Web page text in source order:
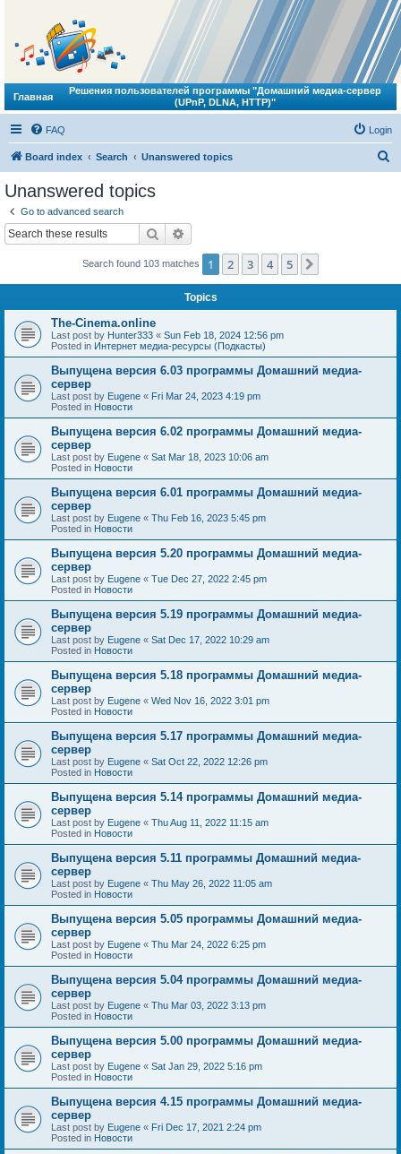
Главная
Решения пользователей программы "Домашний медиа-сервер
(UPnP, DLNA, HTTP)"
FAQ Login
Board index Search Unanswered topics
Unanswered topics
Go to advanced search
Search
Search found 103 matches 1 2 3 4 5
Topics
The-Cinema.online
Last post by Hunter333 « Sun Feb 18, 2024 12:56 pm
Posted in Интернет медиа-ресурсы (Подкасты)
Выпущена версия 6.03 программы Домашний медиа-
сервер
Last post by Eugene « Fri Mar 24, 2023 4:19 pm
Posted in Новости
Выпущена версия 6.02 программы Домашний медиа-
сервер
Last post by Eugene « Sat Mar 18, 2023 10:06 am
Posted in Новости
Выпущена версия 6.01 программы Домашний медиа-
сервер
Last post by Eugene « Thu Feb 16, 2023 5:45 pm
Posted in Новости
Выпущена версия 5.20 программы Домашний медиа-
сервер
Last post by Eugene « Tue Dec 27, 2022 2:45 pm
Posted in Новости
Выпущена версия 5.19 программы Домашний медиа-
сервер
Last post by Eugene « Sat Dec 17, 2022 10:29 am
Posted in Новости
Выпущена версия 5.18 программы Домашний медиа-
сервер
Last post by Eugene « Wed Nov 16, 2022 3:01 pm
Posted in Новости
Выпущена версия 5.17 программы Домашний медиа-
сервер
Last post by Eugene « Sat Oct 22, 2022 12:26 pm
Posted in Новости
Выпущена версия 5.14 программы Домашний медиа-
сервер
Last post by Eugene « Thu Aug 11, 2022 11:15 am
Posted in Новости
Выпущена версия 5.11 программы Домашний медиа-
сервер
Last post by Eugene « Thu May 26, 2022 11:05 am
Posted in Новости
Выпущена версия 5.05 программы Домашний медиа-
сервер
Last post by Eugene « Thu Mar 24, 2022 6:25 pm
Posted in Новости
Выпущена версия 5.04 программы Домашний медиа-
сервер
Last post by Eugene « Thu Mar 03, 2022 3:13 pm
Posted in Новости
Выпущена версия 5.00 программы Домашний медиа-
сервер
Last post by Eugene « Sat Jan 29, 2022 5:16 pm
Posted in Новости
Выпущена версия 4.15 программы Домашний медиа-
сервер
Last post by Eugene « Fri Dec 17, 2021 2:24 pm
Posted in Новости